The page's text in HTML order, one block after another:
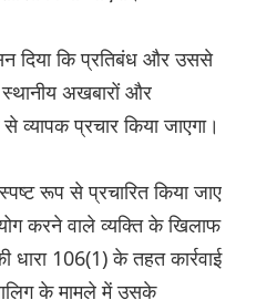
दिया कि प्रतिबंध और उससे
अखबारों और
व्यापक प्रचार किया जाएगा।
रूप से प्रचारित किया जाए
करने वाले व्यक्ति के खिलाफ
धारा 106(1) के तहत कार्रवाई
के मामले में उसके